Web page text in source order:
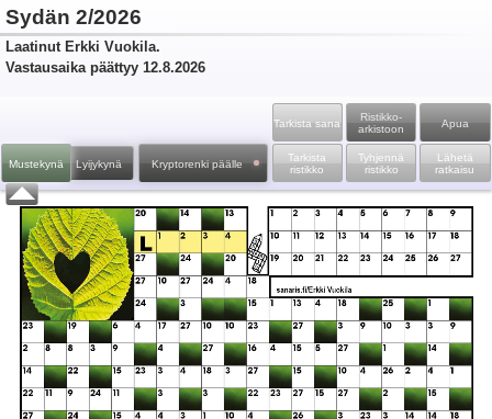
Sydän 2/2026
Laatinut Erkki Vuokila.
Vastausaika päättyy 12.8.2026
Mustekynä Lyijykynä Kryptorenki päälle
Tarkista sana
Tarkista
ristikko
Ristikko­
arkistoon
Tyhjennä
ristikko
Apua
Lähetä
ratkaisu